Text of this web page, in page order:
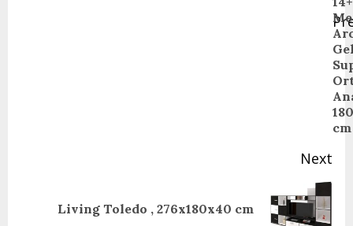
cm
Next
Living Toledo , 276x180x40 cm